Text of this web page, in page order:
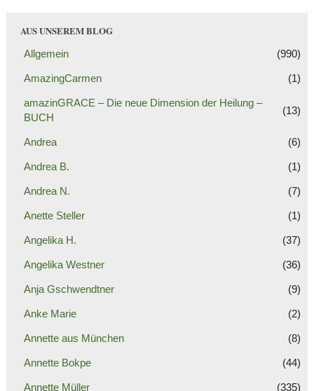
AUS UNSEREM BLOG
Allgemein (990)
AmazingCarmen (1)
amazinGRACE – Die neue Dimension der Heilung –
BUCH
(13)
Andrea (6)
Andrea B. (1)
Andrea N. (7)
Anette Steller (1)
Angelika H. (37)
Angelika Westner (36)
Anja Gschwendtner (9)
Anke Marie (2)
Annette aus München (8)
Annette Bokpe (44)
Annette Müller (335)